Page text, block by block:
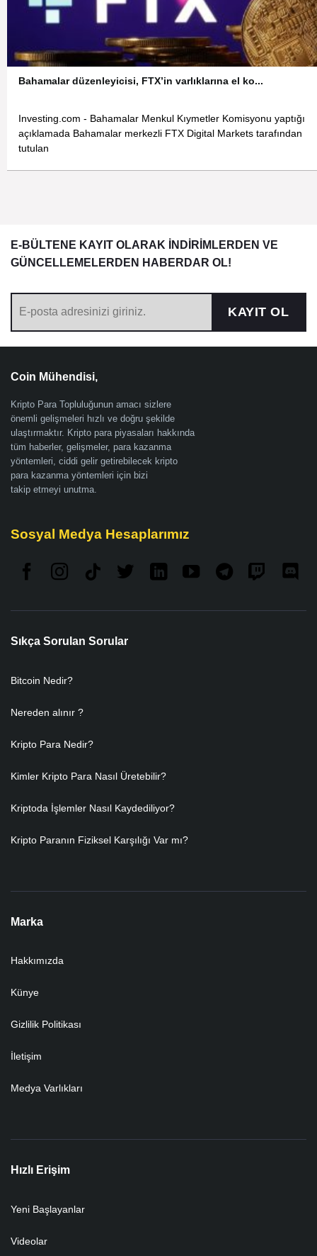
Bahamalar düzenleyicisi, FTX’in varlıklarına el ko...
Investing.com - Bahamalar Menkul Kıymetler Komisyonu yaptığı
açıklamada Bahamalar merkezli FTX Digital Markets tarafından
tutulan
E-BÜLTENE KAYIT OLARAK İNDİRİMLERDEN VE
GÜNCELLEMELERDEN HABERDAR OL!
KAYIT OL
Coin Mühendisi,
Kripto Para Topluluğunun amacı sizlere
önemli gelişmeleri hızlı ve doğru şekilde
ulaştırmaktır. Kripto para piyasaları hakkında
tüm haberler, gelişmeler, para kazanma
yöntemleri, ciddi gelir getirebilecek kripto
para kazanma yöntemleri için bizi
takip etmeyi unutma.
Sosyal Medya Hesaplarımız
Sıkça Sorulan Sorular
Bitcoin Nedir?
Nereden alınır ?
Kripto Para Nedir?
Kimler Kripto Para Nasıl Üretebilir?
Kriptoda İşlemler Nasıl Kaydediliyor?
Kripto Paranın Fiziksel Karşılığı Var mı?
Marka
Hakkımızda
Künye
Gizlilik Politikası
İletişim
Medya Varlıkları
Hızlı Erişim
Yeni Başlayanlar
Videolar